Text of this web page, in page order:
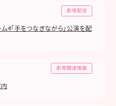
劇場配信
4「手をつなぎながら」公演を配
劇場関連情報